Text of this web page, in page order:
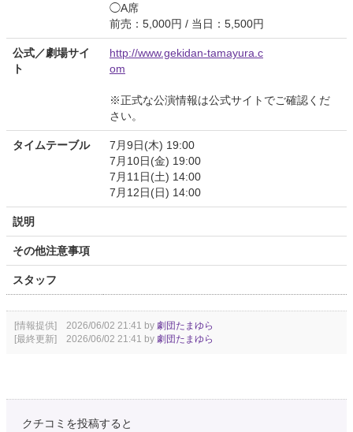
◯A席
前売：5,000円 / 当日：5,500円
公式／劇場サイ
ト
http://www.gekidan-tamayura.c
om
※正式な公演情報は公式サイトでご確認くだ
さい。
タイムテーブル
7月9日(木) 19:00
7月10日(金) 19:00
7月11日(土) 14:00
7月12日(日) 14:00
説明
その他注意事項
スタッフ
[情報提供] 2026/06/02 21:41 by 劇団たまゆら
[最終更新] 2026/06/02 21:41 by 劇団たまゆら
クチコミを投稿すると